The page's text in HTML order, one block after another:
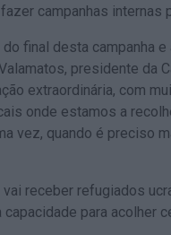
campanhas internas
final desta campanha
presidente da
extraordinária, com
onde estamos a
vez, quando é preciso
receber refugiados
capacidade para acolher